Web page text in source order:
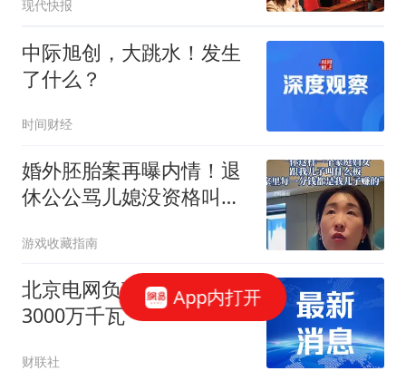
现代快报
中际旭创，大跳水！发生
了什么？
时间财经
婚外胚胎案再曝内情！退
休公公骂儿媳没资格叫
游戏收藏指南
北京电网负荷首次突破
3000万千瓦
财联社
App内打开